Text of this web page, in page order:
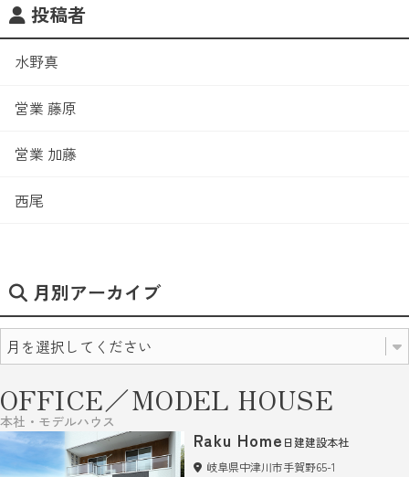
投稿者
水野真
営業 藤原
営業 加藤
西尾
月別アーカイブ
OFFICE／MODEL HOUSE
本社・モデルハウス
Raku Home 日建建設本社
岐阜県中津川市手賀野65-1